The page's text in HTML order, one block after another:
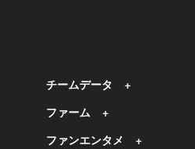
チームデータ
ファーム
ファンエンタメ